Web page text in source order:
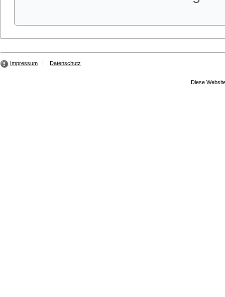
Impressum Datenschutz
Diese